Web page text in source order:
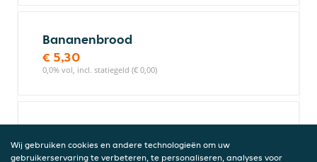
Bananenbrood
€ 5,30
0,0% vol, incl. statiegeld (€ 0,00)
Brownie Chocolade
€ 3,50
0,0% vol, incl. statiegeld (€ 0,00)
Wij gebruiken cookies en andere technologieën om uw
gebruikerservaring te verbeteren, te personaliseren, analyses voor